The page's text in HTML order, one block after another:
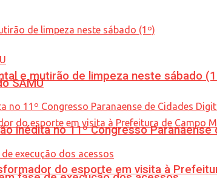
e mutirão de limpeza neste sábado
do esporte em visita à
SAMU
inédita no 11º Congresso